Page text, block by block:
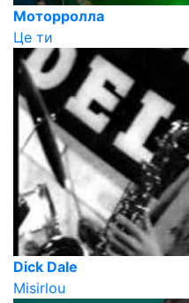
Моторролла
Це ти
Dick Dale
Misirlou